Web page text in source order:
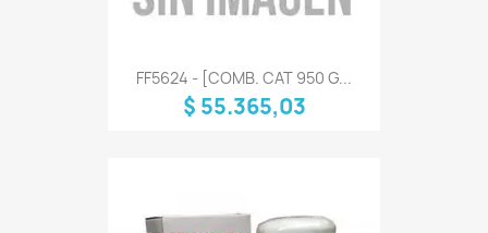
FF5624 - [COMB. CAT 950 G...
$ 55.365,03